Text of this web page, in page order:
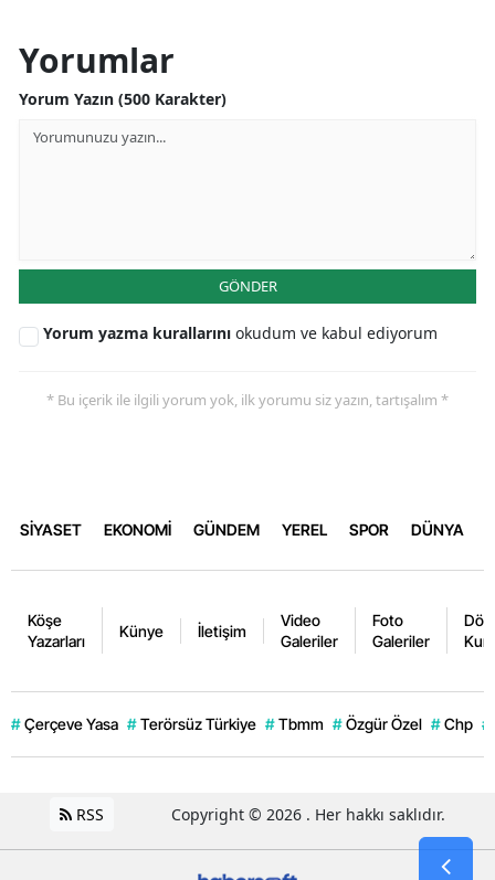
Yorumlar
Yorum Yazın (500 Karakter)
GÖNDER
Yorum yazma kurallarını okudum ve kabul ediyorum
* Bu içerik ile ilgili yorum yok, ilk yorumu siz yazın, tartışalım *
SİYASET EKONOMİ GÜNDEM YEREL SPOR DÜNYA
Köşe
Yazarları
Künye İletişim
Video
Galeriler
Foto
Galeriler
# Çerçeve Yasa # Terörsüz Türkiye # Tbmm # Özgür Özel # Chp #
RSS Copyright © 2026 . Her hakkı saklıdır.